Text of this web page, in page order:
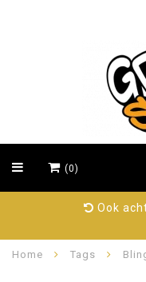
(0)
Ook
Home Tags